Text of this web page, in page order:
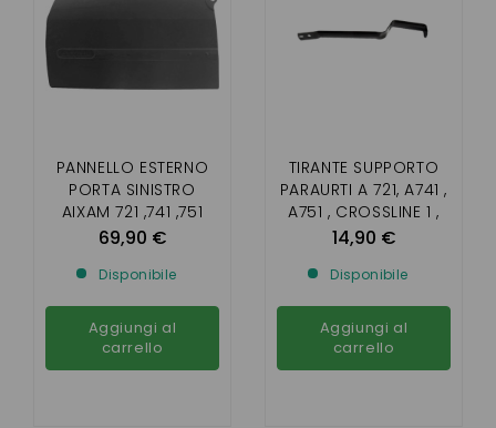
PANNELLO ESTERNO
PORTA SINISTRO
AIXAM 721 ,741 ,751
,CITY , CROSSLINE,
69,90 €
Disponibile
Aggiungi al
carrello
TIRANTE SUPPORTO
PARAURTI A 721, A741 ,
A751 , CROSSLINE 1 ,
SCOOTY 1
14,90 €
Disponibile
Aggiungi al
carrello